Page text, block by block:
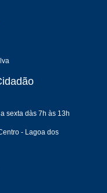
sexta dàs 7h às 13h
- Lagoa dos